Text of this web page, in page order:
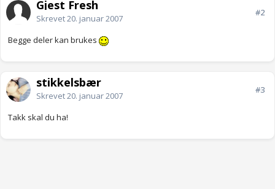
Gjest Fresh
Skrevet20. januar 2007
#2
Begge deler kan brukes
stikkelsbær
Skrevet20. januar 2007
#3
Takk skal du ha!